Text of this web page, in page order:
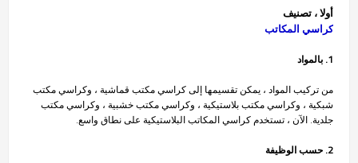
أولا ، تصنيف
كراسي المكاتب
1. بالمواد
من تركيب المواد ، يمكن تقسيمها إلى كراسي مكتب قماشية ، وكراسي مكتب
شبكية ، وكراسي مكتب بلاستيكية ، وكراسي مكتب خشبية ، وكراسي مكتب
جلدية. الآن ، تستخدم كراسي المكاتب البلاستيكية على نطاق واسع.
2. حسب الوظيفة